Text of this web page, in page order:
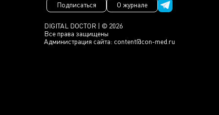
DIGITAL DOCTOR | © 2026
Все права защищены
Администрация сайта: content@con-med.ru
Подписаться О журнале